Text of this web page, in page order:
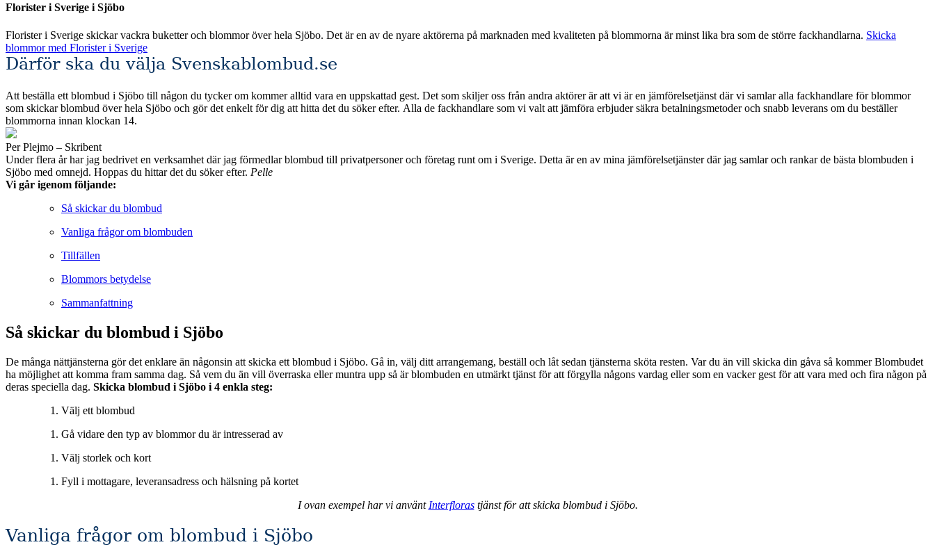
Florister i Sverige i Sjöbo
Florister i Sverige skickar vackra buketter och blommor över hela Sjöbo. Det är en av de nyare aktörerna på marknaden med kvaliteten på blommorna är minst lika bra som de större fackhandlarna. Skicka
blommor med Florister i Sverige
Därför ska du välja Svenskablombud.se
Att beställa ett blombud i Sjöbo till någon du tycker om kommer alltid vara en uppskattad gest. Det som skiljer oss från andra aktörer är att vi är en jämförelsetjänst där vi samlar alla fackhandlare för blommor
som skickar blombud över hela Sjöbo och gör det enkelt för dig att hitta det du söker efter. Alla de fackhandlare som vi valt att jämföra erbjuder säkra betalningsmetoder och snabb leverans om du beställer
blommorna innan klockan 14.
Per Plejmo – Skribent
Under flera år har jag bedrivet en verksamhet där jag förmedlar blombud till privatpersoner och företag runt om i Sverige. Detta är en av mina jämförelsetjänster där jag samlar och rankar de bästa blombuden i
Sjöbo med omnejd. Hoppas du hittar det du söker efter. Pelle
Vi går igenom följande:
Så skickar du blombud
Vanliga frågor om blombuden
Tillfällen
Blommors betydelse
Sammanfattning
Så skickar du blombud i Sjöbo
De många nättjänsterna gör det enklare än någonsin att skicka ett blombud i Sjöbo. Gå in, välj ditt arrangemang, beställ och låt sedan tjänsterna sköta resten. Var du än vill skicka din gåva så kommer Blombudet
ha möjlighet att komma fram samma dag. Så vem du än vill överraska eller muntra upp så är blombuden en utmärkt tjänst för att förgylla någons vardag eller som en vacker gest för att vara med och fira någon på
deras speciella dag. Skicka blombud i Sjöbo i 4 enkla steg:
Välj ett blombud
Gå vidare den typ av blommor du är intresserad av
Välj storlek och kort
Fyll i mottagare, leveransadress och hälsning på kortet
I ovan exempel har vi använt Interflorastjänst för att skicka blombud i Sjöbo.
Vanliga frågor om blombud i Sjöbo